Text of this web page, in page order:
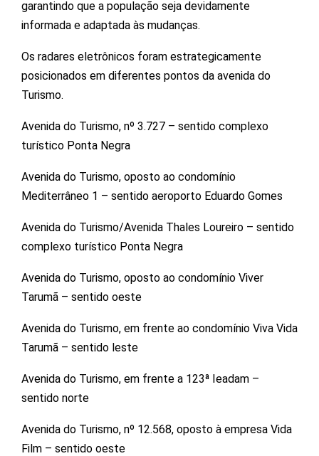
garantindo que a população seja devidamente
informada e adaptada às mudanças.
Os radares eletrônicos foram estrategicamente
posicionados em diferentes pontos da avenida do
Turismo.
Avenida do Turismo, nº 3.727 – sentido complexo
turístico Ponta Negra
Avenida do Turismo, oposto ao condomínio
Mediterrâneo 1 – sentido aeroporto Eduardo Gomes
Avenida do Turismo/Avenida Thales Loureiro – sentido
complexo turístico Ponta Negra
Avenida do Turismo, oposto ao condomínio Viver
Tarumã – sentido oeste
Avenida do Turismo, em frente ao condomínio Viva Vida
Tarumã – sentido leste
Avenida do Turismo, em frente a 123ª Ieadam –
sentido norte
Avenida do Turismo, nº 12.568, oposto à empresa Vida
Film – sentido oeste